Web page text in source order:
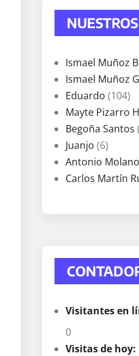
Ismael Muñoz
Ismael Muñoz
Eduardo (104)
Mayte Pizarro
Begoña Santos
Juanjo (6)
Antonio Molano
Carlos Martín
Visitantes en
0
Visitas de hoy: